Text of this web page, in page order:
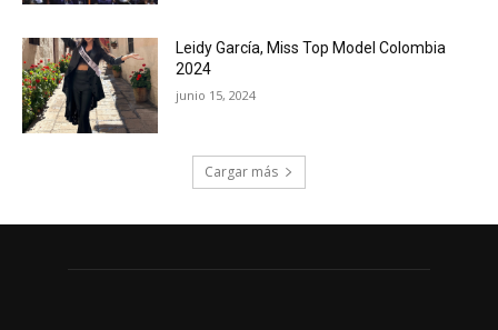
Leidy García, Miss Top Model Colombia
2024
junio 15, 2024
Cargar más